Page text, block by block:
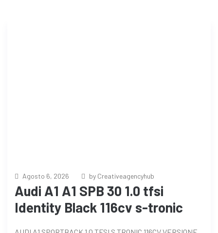
Agosto 6, 2026 by Creativeagencyhub
Audi A1 A1 SPB 30 1.0 tfsi
Identity Black 116cv s-tronic